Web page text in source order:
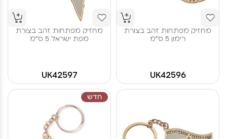
מחזיק מפתחות זהב בצורת
רימון 5 ס"מ
UK42596
מחזיק מפתחות זהב בצורת
מפת ישראל 5 ס"מ
UK42597
חדש